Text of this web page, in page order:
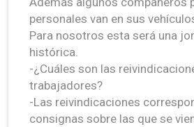
personales van en sus
Para nosotros esta será una
histórica.
-¿Cuáles son las
trabajadores?
-Las reivindicaciones
consignas sobre las que se